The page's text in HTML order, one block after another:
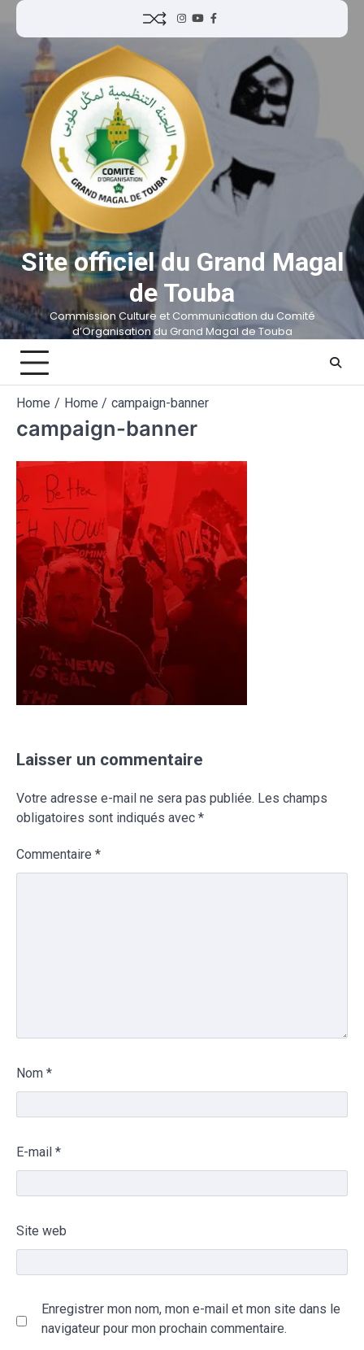
Site officiel du Grand Magal
de Touba
Commission Culture et Communication du Comité
d’Organisation du Grand Magal de Touba
Home Home campaign-banner
campaign-banner
Laisser un commentaire
Votre adresse e-mail ne sera pas publiée. Les champs
obligatoires sont indiqués avec *
Commentaire *
Nom *
E-mail *
Site web
Enregistrer mon nom, mon e-mail et mon site dans le
navigateur pour mon prochain commentaire.